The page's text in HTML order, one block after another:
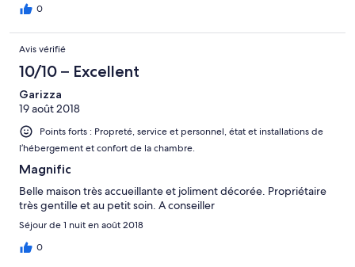
0
Avis vérifié
10/10 – Excellent
Garizza
19 août 2018
Points forts : Propreté, service et personnel, état et installations de
l’hébergement et confort de la chambre.
Magnific
Belle maison très accueillante et joliment décorée. Propriétaire
très gentille et au petit soin. A conseiller
Séjour de 1 nuit en août 2018
0